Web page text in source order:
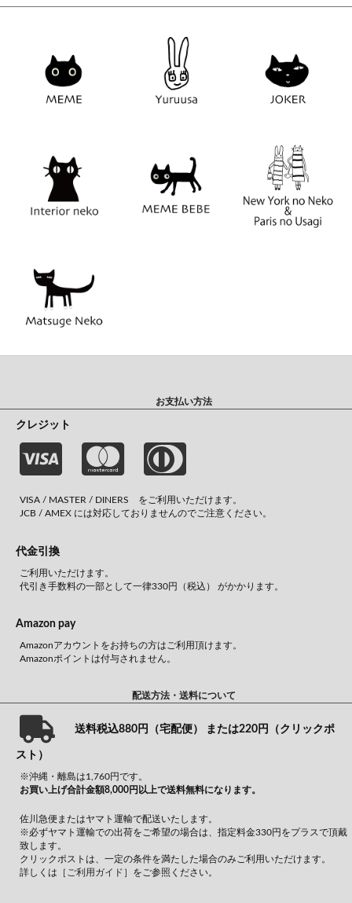
お支払い方法
クレジット
VISA / MASTER / DINERS をご利用いただけます。
JCB / AMEX には対応しておりませんのでご注意ください。
代金引換
ご利用いただけます。
代引き手数料の一部として一律330円（税込） がかかります。
Amazon pay
Amazonアカウントをお持ちの方はご利用頂けます。
Amazonポイントは付与されません。
配送方法・送料について
送料税込880円（宅配便） または220円（クリックポ
スト）
※沖縄・離島は1,760円です。
お買い上げ合計金額8,000円以上で送料無料になります。
佐川急便またはヤマト運輸で配送いたします。
※必ずヤマト運輸での出荷をご希望の場合は、指定料金330円をプラスで頂戴
致します。
クリックポストは、一定の条件を満たした場合のみご利用いただけます。
詳しくは ［ご利用ガイド］ をご参照ください。